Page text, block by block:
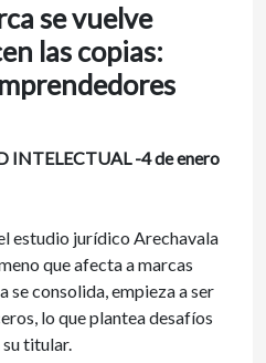
se vuelve
las copias:
INTELECTUAL -4 de enero
estudio jurídico Arechavala
que afecta a marcas
se consolida, empieza a ser
lo que plantea desafíos
titular.